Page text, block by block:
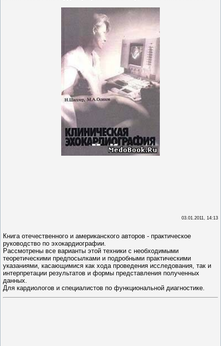
03.01.2011, 14:13
Книга отечественного и американского авторов - практическое
руководство по эхокардиографии.
Рассмотрены все варианты этой техники с необходимыми
теоретическими предпосылками и подробными практическими
указаниями, касающимися как хода проведения исследования, так и
интерпретации результатов и формы представления полученных
данных.
Для кардиологов и специалистов по функциональной диагностике.